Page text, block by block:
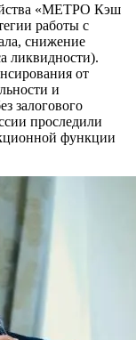
«МЕТРО Кэш
работы с
снижение
ликвидности).
от
и
залогового
проследили
функции